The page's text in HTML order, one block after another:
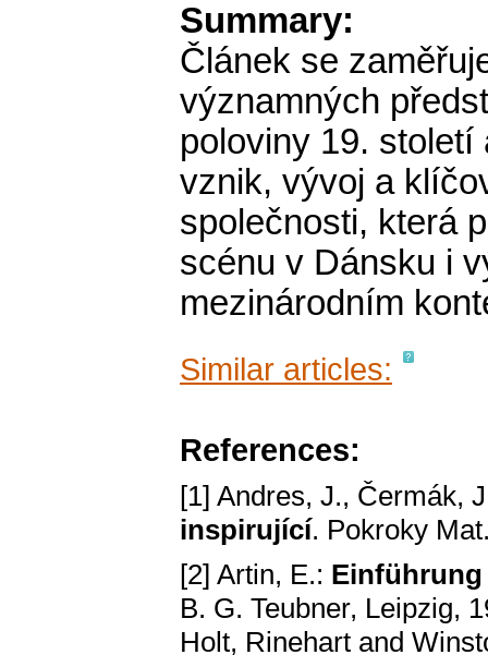
Summary:
Článek se
významných
poloviny 19.
vznik, vývoj a
společnosti, která
scénu v Dánsku i
mezinárodním
Similar articles:
References:
[1] Andres, J., Čermák,
inspirující. Pokroky
[2] Artin, E.: Einführung
B. G. Teubner, Leipzig,
Holt, Rinehart and